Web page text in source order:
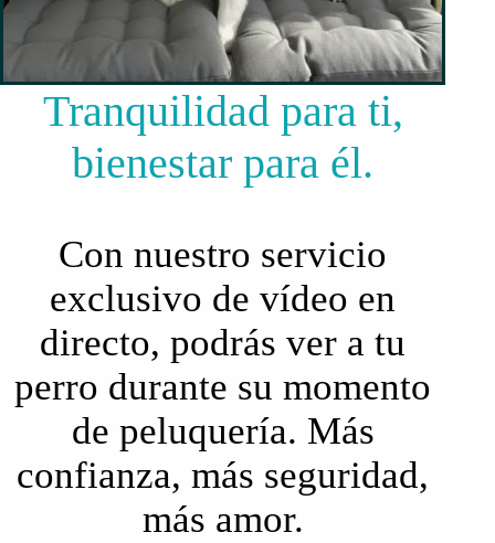
Tranquilidad para ti,
bienestar para él.
Con nuestro servicio
exclusivo de vídeo en
directo, podrás ver a tu
perro durante su momento
de peluquería. Más
confianza, más seguridad,
más amor.